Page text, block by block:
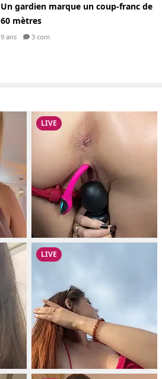
Un gardien marque un coup-franc de
60 mètres
9 ans 3 com